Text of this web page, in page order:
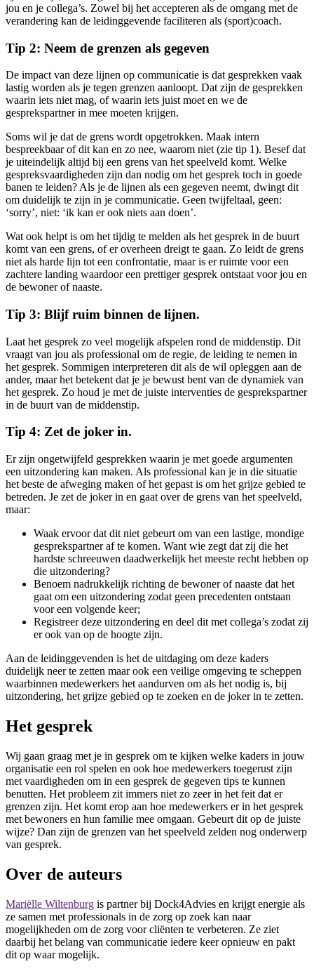
jou en je collega’s. Zowel bij het accepteren als de omgang met de
verandering kan de leidinggevende faciliteren als (sport)coach.
Tip 2: Neem de grenzen als gegeven
De impact van deze lijnen op communicatie is dat gesprekken vaak
lastig worden als je tegen grenzen aanloopt. Dat zijn de gesprekken
waarin iets niet mag, of waarin iets juist moet en we de
gesprekspartner in mee moeten krijgen.
Soms wil je dat de grens wordt opgetrokken. Maak intern
bespreekbaar of dit kan en zo nee, waarom niet (zie tip 1). Besef dat
je uiteindelijk altijd bij een grens van het speelveld komt. Welke
gespreksvaardigheden zijn dan nodig om het gesprek toch in goede
banen te leiden? Als je de lijnen als een gegeven neemt, dwingt dit
om duidelijk te zijn in je communicatie. Geen twijfeltaal, geen:
‘sorry’, niet: ‘ik kan er ook niets aan doen’.
Wat ook helpt is om het tijdig te melden als het gesprek in de buurt
komt van een grens, of er overheen dreigt te gaan. Zo leidt de grens
niet als harde lijn tot een confrontatie, maar is er ruimte voor een
zachtere landing waardoor een prettiger gesprek ontstaat voor jou en
de bewoner of naaste.
Tip 3: Blijf ruim binnen de lijnen.
Laat het gesprek zo veel mogelijk afspelen rond de middenstip. Dit
vraagt van jou als professional om de regie, de leiding te nemen in
het gesprek. Sommigen interpreteren dit als de wil opleggen aan de
ander, maar het betekent dat je je bewust bent van de dynamiek van
het gesprek. Zo houd je met de juiste interventies de gesprekspartner
in de buurt van de middenstip.
Tip 4: Zet de joker in.
Er zijn ongetwijfeld gesprekken waarin je met goede argumenten
een uitzondering kan maken. Als professional kan je in die situatie
het beste de afweging maken of het gepast is om het grijze gebied te
betreden. Je zet de joker in en gaat over de grens van het speelveld,
maar:
Waak ervoor dat dit niet gebeurt om van een lastige, mondige
gesprekspartner af te komen. Want wie zegt dat zij die het
hardste schreeuwen daadwerkelijk het meeste recht hebben op
die uitzondering?
Benoem nadrukkelijk richting de bewoner of naaste dat het
gaat om een uitzondering zodat geen precedenten ontstaan
voor een volgende keer;
Registreer deze uitzondering en deel dit met collega’s zodat zij
er ook van op de hoogte zijn.
Aan de leidinggevenden is het de uitdaging om deze kaders
duidelijk neer te zetten maar ook een veilige omgeving te scheppen
waarbinnen medewerkers het aandurven om als het nodig is, bij
uitzondering, het grijze gebied op te zoeken en de joker in te zetten.
Het gesprek
Wij gaan graag met je in gesprek om te kijken welke kaders in jouw
organisatie een rol spelen en ook hoe medewerkers toegerust zijn
met vaardigheden om in een gesprek de gegeven tips te kunnen
benutten. Het probleem zit immers niet zo zeer in het feit dat er
grenzen zijn. Het komt erop aan hoe medewerkers er in het gesprek
met bewoners en hun familie mee omgaan. Gebeurt dit op de juiste
wijze? Dan zijn de grenzen van het speelveld zelden nog onderwerp
van gesprek.
Over de auteurs
Mariëlle Wiltenburg is partner bij Dock4Advies en krijgt energie als
ze samen met professionals in de zorg op zoek kan naar
mogelijkheden om de zorg voor cliënten te verbeteren. Ze ziet
daarbij het belang van communicatie iedere keer opnieuw en pakt
dit op waar mogelijk.